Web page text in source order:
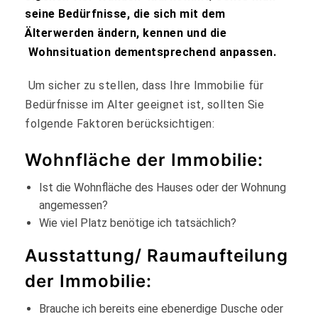
seine Bedürfnisse, die sich mit dem
Älterwerden ändern, kennen und die
Wohnsituation dementsprechend anpassen.
Um sicher zu stellen, dass Ihre Immobilie für
Bedürfnisse im Alter geeignet ist, sollten Sie
folgende Faktoren berücksichtigen:
Wohnfläche der Immobilie:
Ist die Wohnfläche des Hauses oder der Wohnung
angemessen?
Wie viel Platz benötige ich tatsächlich?
Ausstattung/ Raumaufteilung
der Immobilie:
Brauche ich bereits eine ebenerdige Dusche oder